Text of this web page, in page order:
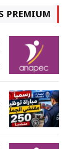
PREMIUM